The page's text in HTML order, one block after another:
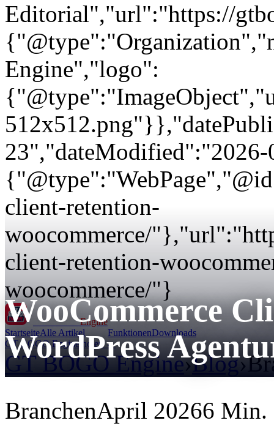
Editorial","url":"https://
Engine","logo":
client-retention-
woocommerce/
client-retention-
woocommerce/"}
GT BOGOEngine
StartseiteAlle Artikel FunktionenDownloads
GT BOGO Engine holen →
GT BOGO Engine›Blog›
WooCommerce
WordPress
BranchenApril 20266 Min.